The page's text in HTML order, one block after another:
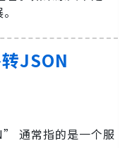
JSON
通常指的是一个服